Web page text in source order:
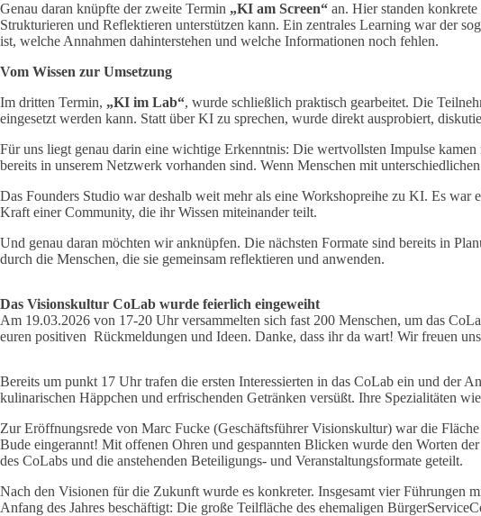
Genau daran knüpfte der zweite Termin „KI am Screen“ an. Hier standen
Strukturieren und Reflektieren unterstützen kann. Ein zentrales Learning war der
ist, welche Annahmen dahinterstehen und welche Informationen noch fehlen.
Vom Wissen zur Umsetzung
Im dritten Termin, „KI im Lab“, wurde schließlich praktisch gearbeitet. Die
eingesetzt werden kann. Statt über KI zu sprechen, wurde direkt ausprobiert,
Für uns liegt genau darin eine wichtige Erkenntnis: Die wertvollsten Impulse
bereits in unserem Netzwerk vorhanden sind. Wenn Menschen mit
Das Founders Studio war deshalb weit mehr als eine Workshopreihe zu KI. Es
Kraft einer Community, die ihr Wissen miteinander teilt.
Und genau daran möchten wir anknüpfen. Die nächsten Formate sind bereits in
durch die Menschen, die sie gemeinsam reflektieren und anwenden.
Das Visionskultur CoLab wurde feierlich eingeweiht
Am 19.03.2026 von 17-20 Uhr versammelten sich fast 200 Menschen, um das
euren positiven Rückmeldungen und Ideen. Danke, dass ihr da wart! Wir freuen
Bereits um punkt 17 Uhr trafen die ersten Interessierten in das CoLab ein und der
kulinarischen Häppchen und erfrischenden Getränken versüßt. Ihre Spezialitäten
Zur Eröffnungsrede von Marc Fucke (Geschäftsführer Visionskultur) war die
Bude eingerannt! Mit offenen Ohren und gespannten Blicken wurde den Worten
des CoLabs und die anstehenden Beteiligungs- und Veranstaltungsformate geteilt.
Nach den Visionen für die Zukunft wurde es konkreter. Insgesamt vier Führungen
Anfang des Jahres beschäftigt: Die große Teilfläche des ehemaligen